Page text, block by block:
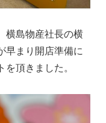
横島物産社長の横
早まり開店準備に
頂きました。